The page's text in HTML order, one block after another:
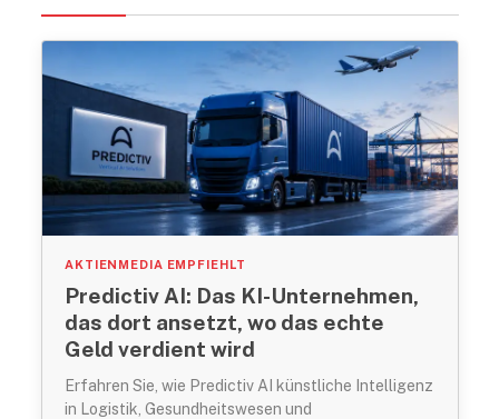
AKTIENMEDIA EMPFIEHLT
Predictiv AI: Das KI-Unternehmen,
das dort ansetzt, wo das echte
Geld verdient wird
Erfahren Sie, wie Predictiv AI künstliche Intelligenz
in Logistik, Gesundheitswesen und